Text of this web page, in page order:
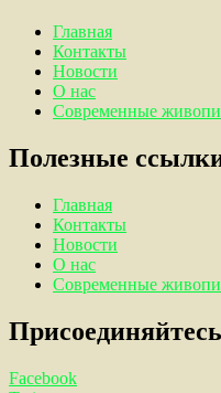
Главная
Контакты
Новости
О нас
Современные
Полезные
Главная
Контакты
Новости
О нас
Современные
Facebook